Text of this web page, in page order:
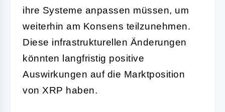
ihre Systeme anpassen müssen, um
weiterhin am Konsens teilzunehmen.
Diese infrastrukturellen Änderungen
könnten langfristig positive
Auswirkungen auf die Marktposition
von XRP haben.